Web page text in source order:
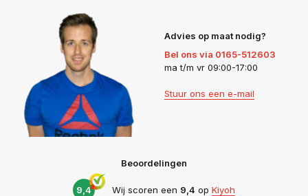
Advies op maat nodig?
Bel ons via 0165-512603
ma t/m vr 09:00-17:00
Stuur ons een e-mail
Beoordelingen
9,4 Wij scoren een 9,4 op Kiyoh